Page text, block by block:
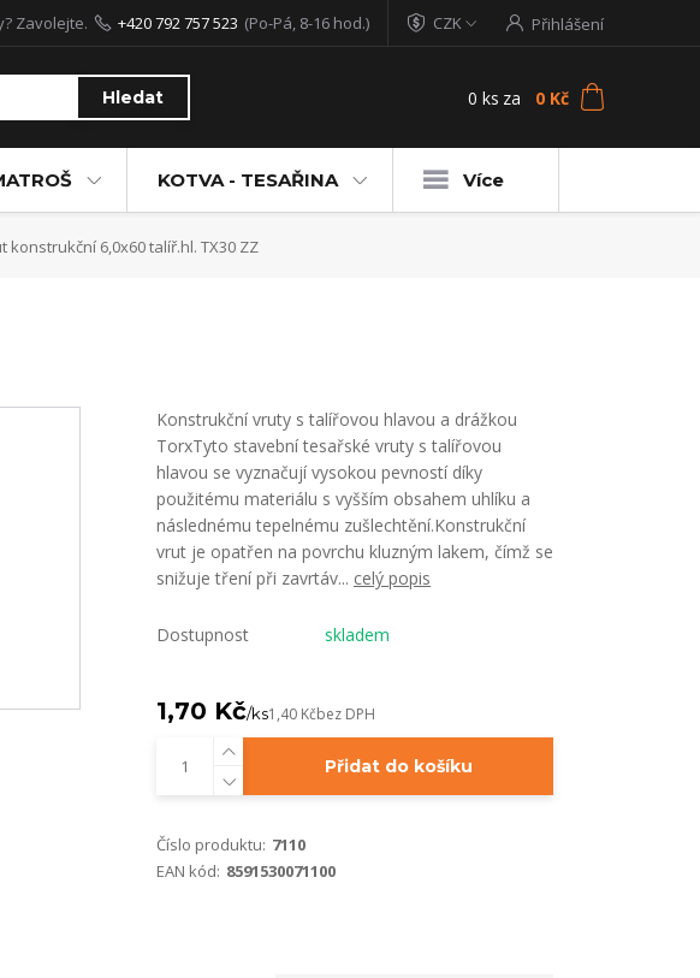
CZK Přihlášení
Hledat
Zavolejte. +420 792 757 523 (Po-Pá, 8-16 hod.)
0 ks za 0 Kč
KOTVA - TESAŘINA Více
konstrukční 6,0x60 talíř.hl. TX30 ZZ
Konstrukční vruty s talířovou hlavou a drážkou
TorxTyto stavební tesařské vruty s talířovou
hlavou se vyznačují vysokou pevností díky
použitému materiálu s vyšším obsahem uhlíku a
následnému tepelnému zušlechtění.Konstrukční
vrut je opatřen na povrchu kluzným lakem, čímž se
snižuje tření při zavrtáv... celý popis
Dostupnost skladem
1,70 Kč/ks1,40 Kčbez DPH
Přidat do košíku
Číslo produktu: 7110
EAN kód: 8591530071100